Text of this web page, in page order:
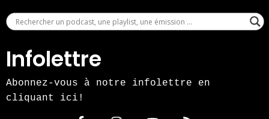
Infolettre
Abonnez-vous à notre infolettre en
cliquant ici!